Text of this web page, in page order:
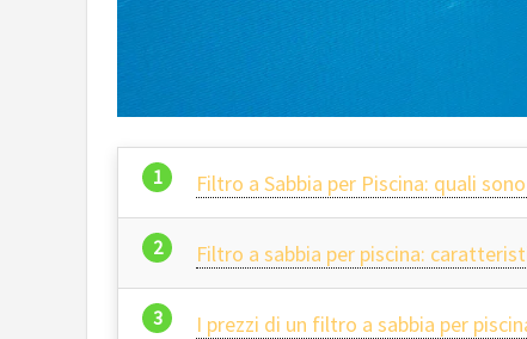
Filtro a Sabbia per Piscina: quali
Filtro a sabbia per piscina:
I prezzi di un filtro a sabbia per